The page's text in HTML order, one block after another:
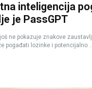
inteligencija
je PassGPT
ne pokazuje znakove
pogađati lozinke i potencijalno